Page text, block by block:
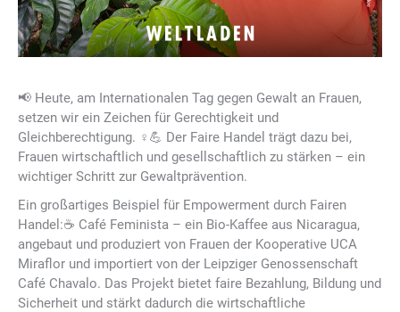
📢 Heute, am Internationalen Tag gegen Gewalt an Frauen,
setzen wir ein Zeichen für Gerechtigkeit und
Gleichberechtigung. ♀️💪 Der Faire Handel trägt dazu bei,
Frauen wirtschaftlich und gesellschaftlich zu stärken – ein
wichtiger Schritt zur Gewaltprävention.
Ein großartiges Beispiel für Empowerment durch Fairen
Handel:☕ Café Feminista – ein Bio-Kaffee aus Nicaragua,
angebaut und produziert von Frauen der Kooperative UCA
Miraflor und importiert von der Leipziger Genossenschaft
Café Chavalo. Das Projekt bietet faire Bezahlung, Bildung und
Sicherheit und stärkt dadurch die wirtschaftliche